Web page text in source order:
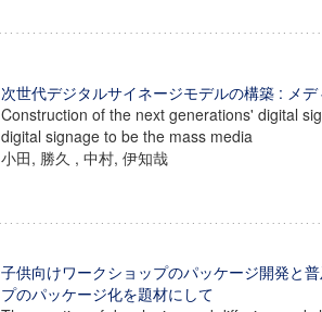
次世代デジタルサイネージモデルの構築 : メ
Construction of the next generations' digital
digital signage to be the mass media
小田, 勝久 , 中村, 伊知哉
子供向けワークショップのパッケージ開発と
プのパッケージ化を題材にして